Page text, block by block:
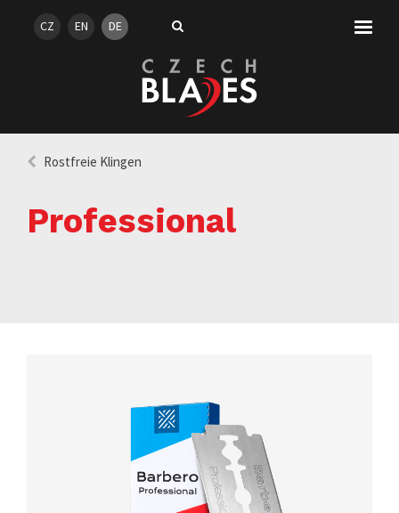
CZ EN DE
Rostfreie Klingen
Professional